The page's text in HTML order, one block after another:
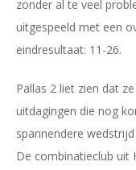
zonder al te veel
uitgespeeld met een
eindresultaat: 11-26.
Pallas 2 liet zien dat
uitdagingen die nog
spannendere
De combinatieclub uit